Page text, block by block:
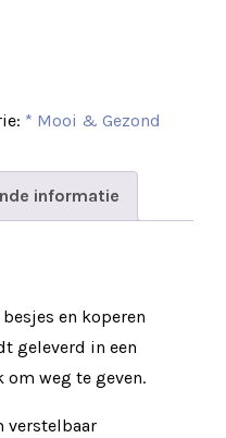
* Mooi & Gezond
informatie
en koperen
geleverd in een
weg te geven.
verstelbaar